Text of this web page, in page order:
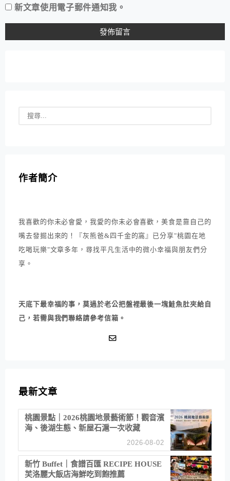
新文章使用電子郵件通知我。
作者簡介
我喜歡的你未必會愛，我愛的你未必會喜歡，美食是靠自己的
嘴去發掘出來的！『灰熊爸&四千金的窩』已分享"桃園在地
吃喝玩樂"文章多年，尋找平凡生活中的微小幸福與朋友們分
享。
天底下最幸福的事，莫過於老公把盤裡最後一塊鮭魚肚夾給自
己，若需與我們聯絡請參考信箱。
最新文章
桃園景點｜2026桃園地景藝術節！觀音濱
海、後湖生態、新屋石滬一次收藏
2026-08-02
新竹 Buffet｜食譜百匯 RECIPE HOUSE
芙洛麗大飯店海鮮吃到飽推薦